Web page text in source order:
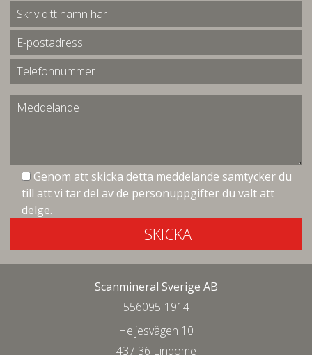
Genom att skicka detta meddelande samtycker du
till att vi tar del av de personuppgifter du valt att
delge.
SKICKA
Scanmineral Sverige AB
556095-1914
Heljesvägen 10
437 36 Lindome